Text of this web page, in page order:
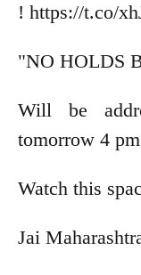
! https://t.co/
"NO HOLDS
Will be
tomorrow 4
Watch this
Jai